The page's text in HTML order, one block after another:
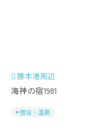
勝本港周辺
海神の宿1981
宿泊・温泉